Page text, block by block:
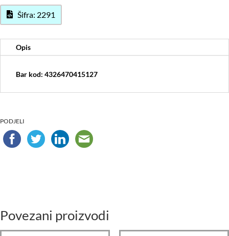
Šifra: 2291
Opis
Bar kod: 4326470415127
PODJELI
Povezani proizvodi